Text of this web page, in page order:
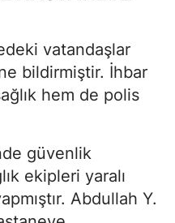
vatandaşlar
bildirmiştir. İhbar
hem de polis
güvenlik
ekipleri yaralı
Abdullah Y.